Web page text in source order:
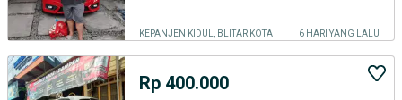
KEPANJEN KIDUL, BLITAR KOTA 6 HARI YANG LALU
Rp 400.000